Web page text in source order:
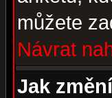
můžete
Návrat
Jak